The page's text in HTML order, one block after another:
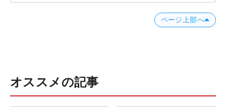
ページ上部へ
オススメの記事